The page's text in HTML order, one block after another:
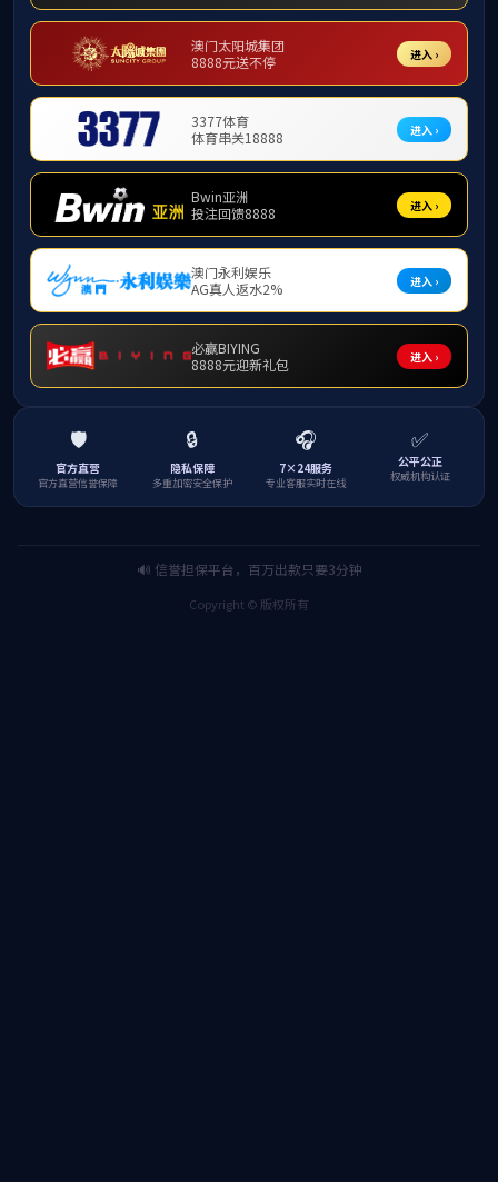
便携蓝牙音箱
轻便简洁，低音增强，IPX7防水，长效续
蓝牙音箱。
了解详情